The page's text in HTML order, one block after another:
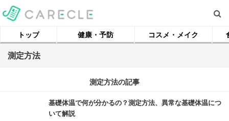
トップ 健康・予防 コスメ・メイク
測定方法
測定方法の記事
基礎体温で何が分かるの？測定方法、異常な基礎体温につ
いて解説